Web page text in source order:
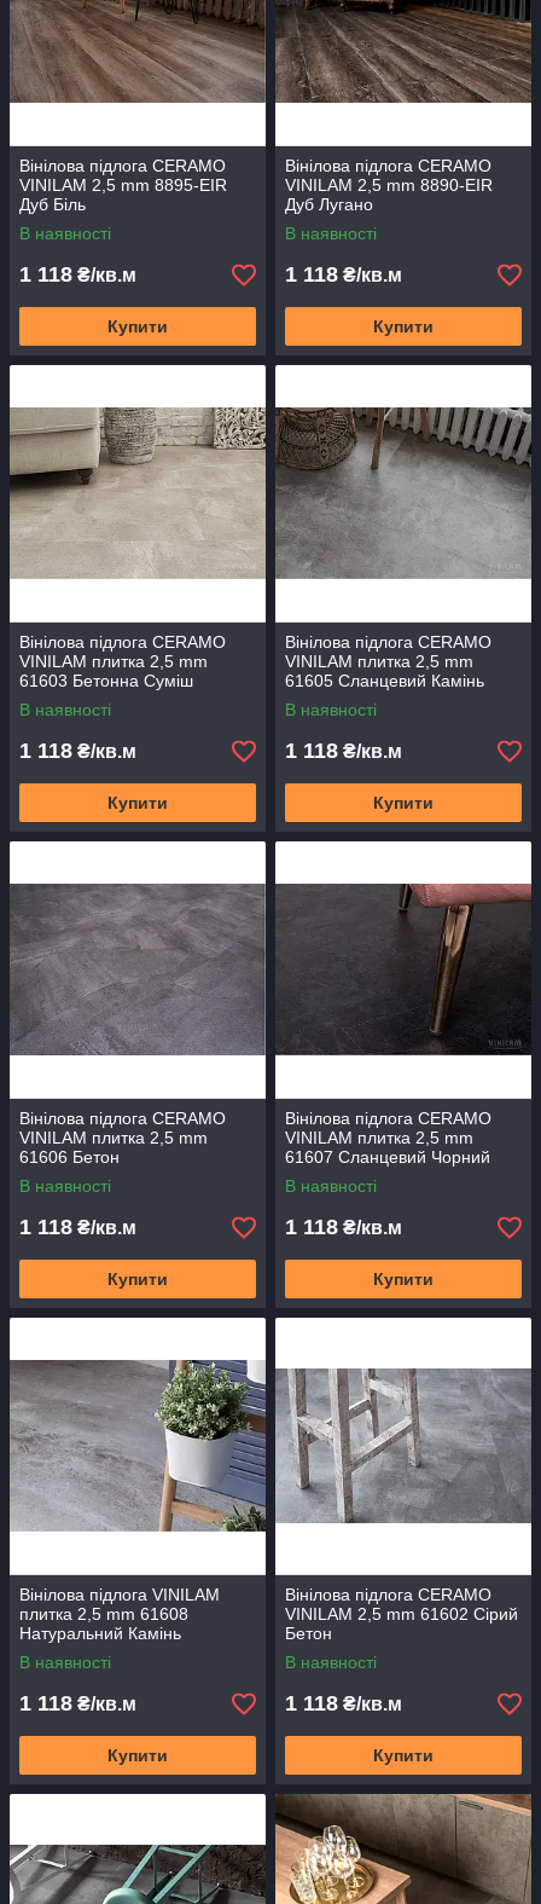
Вінілова підлога CERAMO
VINILAM 2,5 mm 8895-EIR
Дуб Біль
В наявності
1 118 ₴/кв.м
Купити
Вінілова підлога CERAMO
VINILAM 2,5 mm 8890-EIR
Дуб Лугано
В наявності
1 118 ₴/кв.м
Купити
Вінілова підлога CERAMO
VINILAM плитка 2,5 mm
61603 Бетонна Суміш
В наявності
1 118 ₴/кв.м
Купити
Вінілова підлога CERAMO
VINILAM плитка 2,5 mm
61605 Сланцевий Камінь
В наявності
1 118 ₴/кв.м
Купити
Вінілова підлога CERAMO
VINILAM плитка 2,5 mm
61606 Бетон
В наявності
1 118 ₴/кв.м
Купити
Вінілова підлога CERAMO
VINILAM плитка 2,5 mm
61607 Сланцевий Чорний
В наявності
1 118 ₴/кв.м
Купити
Вінілова підлога VINILAM
плитка 2,5 mm 61608
Натуральний Камінь
В наявності
1 118 ₴/кв.м
Купити
Вінілова підлога CERAMO
VINILAM 2,5 mm 61602 Сірий
Бетон
В наявності
1 118 ₴/кв.м
Купити